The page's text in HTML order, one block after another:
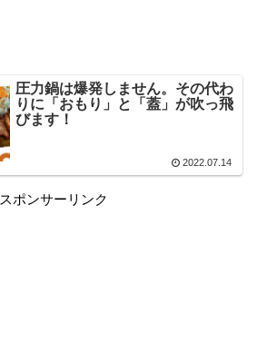
圧力鍋は爆発しません。その代わ
りに「おもり」と「蓋」が吹っ飛
びます！
2022.07.14
スポンサーリンク